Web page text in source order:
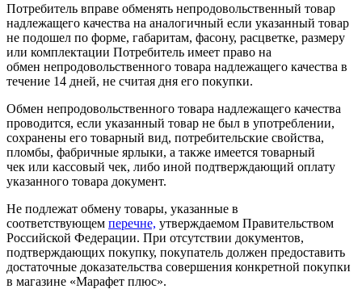
Потребитель вправе обменять непродовольственный товар
надлежащего качества на аналогичный если указанный товар
не подошел по форме, габаритам, фасону, расцветке, размеру
или комплектации Потребитель имеет право на
обмен непродовольственного товара надлежащего качества в
течение 14 дней, не считая дня его покупки.
Обмен непродовольственного товара надлежащего качества
проводится, если указанный товар не был в употреблении,
сохранены его товарный вид, потребительские свойства,
пломбы, фабричные ярлыки, а также имеется товарный
чек или кассовый чек, либо иной подтверждающий оплату
указанного товара документ.
Не подлежат обмену товары, указанные в
соответствующем перечне, утверждаемом Правительством
Российской Федерации. При отсутствии документов,
подтверждающих покупку, покупатель должен предоставить
достаточные доказательства совершения конкретной покупки
в магазине «Марафет плюс».